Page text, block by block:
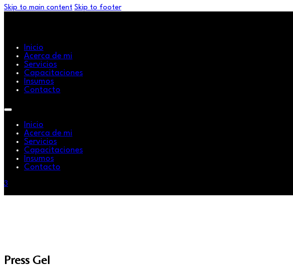
Skip to main content Skip to footer
Inicio
Acerca de mi
Servicios
Capacitaciones
Insumos
Contacto
Inicio
Acerca de mi
Servicios
Capacitaciones
Insumos
Contacto
3
Press Gel